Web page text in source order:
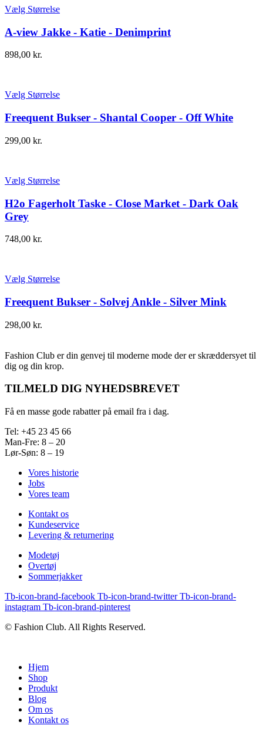
Vælg Størrelse
A-view Jakke - Katie - Denimprint
898,00 kr.
Vælg Størrelse
Freequent Bukser - Shantal Cooper - Off White
299,00 kr.
Vælg Størrelse
H2o Fagerholt Taske - Close Market - Dark Oak
Grey
748,00 kr.
Vælg Størrelse
Freequent Bukser - Solvej Ankle - Silver Mink
298,00 kr.
Fashion Club er din genvej til moderne mode der er skræddersyet til
dig og din krop.
TILMELD DIG NYHEDSBREVET
Få en masse gode rabatter på email fra i dag.
Tel: +45 23 45 66
Man-Fre: 8 – 20
Lør-Søn: 8 – 19
Vores historie
Jobs
Vores team
Kontakt os
Kundeservice
Levering & returnering
Modetøj
Overtøj
Sommerjakker
Tb-icon-brand-facebook Tb-icon-brand-twitter Tb-icon-brand-
instagram Tb-icon-brand-pinterest
© Fashion Club. All Rights Reserved.
Hjem
Shop
Produkt
Blog
Om os
Kontakt os